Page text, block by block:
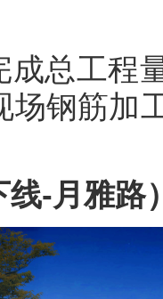
成总工程
场钢筋加
线-月雅路